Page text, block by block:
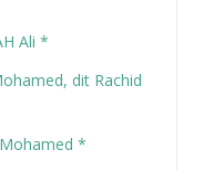
Ali *
dit Rachid
Mohamed *